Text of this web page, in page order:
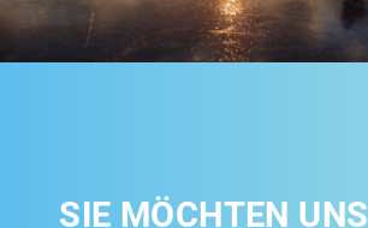
SIE MÖCHTEN UNS